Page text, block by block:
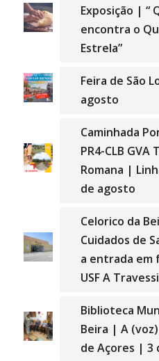
Exposição | “
encontra o
Estrela”
Feira de São
agosto
Caminhada
PR4-CLB GVA
Romana |
de agosto
Celorico da
Cuidados de
a entrada em
USF A
Biblioteca
Beira | A
de Açores | 3